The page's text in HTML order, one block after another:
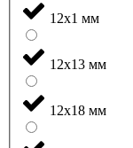
12x1 мм
12x13 мм
12x18 мм